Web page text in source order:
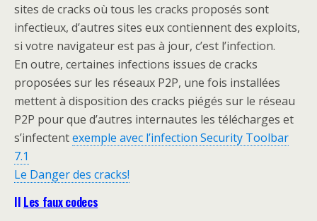
sites de cracks où tous les cracks proposés sont
infectieux, d’autres sites eux contiennent des exploits,
si votre navigateur est pas à jour, c’est l’infection.
En outre, certaines infections issues de cracks
proposées sur les réseaux P2P, une fois installées
mettent à disposition des cracks piégés sur le réseau
P2P pour que d’autres internautes les télécharges et
s’infectentexemple avec l’infection Security Toolbar
7.1
Le Danger des cracks!
II Les faux codecs